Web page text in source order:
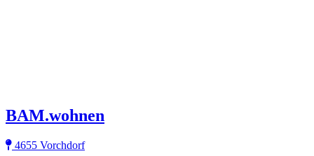
BAM.wohnen
4655 Vorchdorf